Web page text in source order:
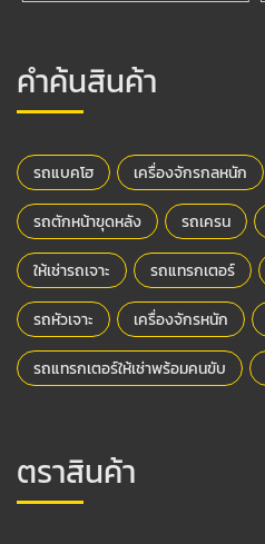
คำค้นสินค้า
รถแบคโฮ เครื่องจักรกลหนัก
รถตักหน้าขุดหลัง รถเครน
ให้เช่ารถเจาะ รถแทรกเตอร์
รถหัวเจาะ เครื่องจักรหนัก
รถแทรกเตอร์ให้เช่าพร้อมคนขับ
ตราสินค้า